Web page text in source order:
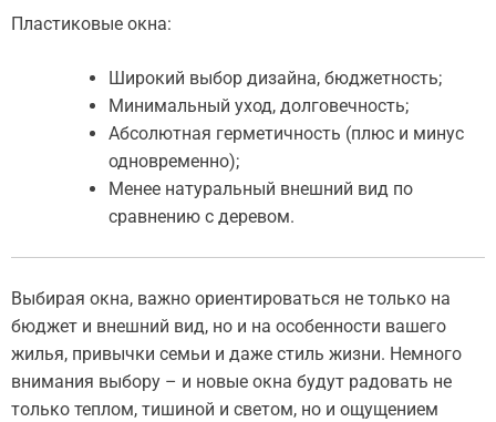
Пластиковые окна:
Широкий выбор дизайна, бюджетность;
Минимальный уход, долговечность;
Абсолютная герметичность (плюс и минус
одновременно);
Менее натуральный внешний вид по
сравнению с деревом.
Выбирая окна, важно ориентироваться не только на
бюджет и внешний вид, но и на особенности вашего
жилья, привычки семьи и даже стиль жизни. Немного
внимания выбору – и новые окна будут радовать не
только теплом, тишиной и светом, но и ощущением